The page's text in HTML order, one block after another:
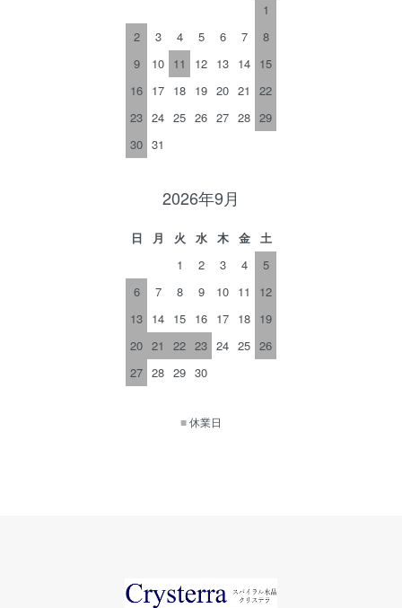
1
2
3 4 5 6 7
8
9
10 11 12 13 14 15
16 17 18 19 20 21
22
23 24 25 26 27 28 29
30 31
2026年9月
日 月 火 水 木 金
土
1
2 3 4
5
6
7 8 9 10 11
12
13 14 15 16 17 18 19
20 21 22 23 24 25 26
27 28 29 30
■休業日